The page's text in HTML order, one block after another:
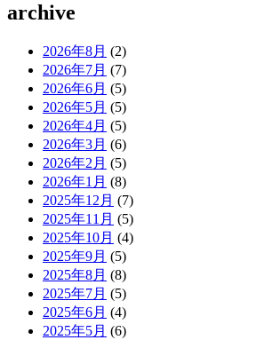
archive
2026年8月 (2)
2026年7月 (7)
2026年6月 (5)
2026年5月 (5)
2026年4月 (5)
2026年3月 (6)
2026年2月 (5)
2026年1月 (8)
2025年12月 (7)
2025年11月 (5)
2025年10月 (4)
2025年9月 (5)
2025年8月 (8)
2025年7月 (5)
2025年6月 (4)
2025年5月 (6)